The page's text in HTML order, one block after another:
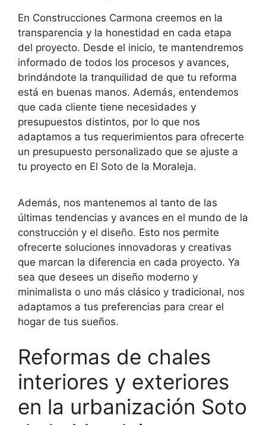
En Construcciones Carmona creemos en la
transparencia y la honestidad en cada etapa
del proyecto. Desde el inicio, te mantendremos
informado de todos los procesos y avances,
brindándote la tranquilidad de que tu reforma
está en buenas manos. Además, entendemos
que cada cliente tiene necesidades y
presupuestos distintos, por lo que nos
adaptamos a tus requerimientos para ofrecerte
un presupuesto personalizado que se ajuste a
tu proyecto en El Soto de la Moraleja.
Además, nos mantenemos al tanto de las
últimas tendencias y avances en el mundo de la
construcción y el diseño. Esto nos permite
ofrecerte soluciones innovadoras y creativas
que marcan la diferencia en cada proyecto. Ya
sea que desees un diseño moderno y
minimalista o uno más clásico y tradicional, nos
adaptamos a tus preferencias para crear el
hogar de tus sueños.
Reformas de chales
interiores y exteriores
en la urbanización Soto